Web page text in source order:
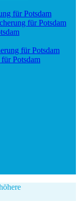
für Potsdam
für Potsdam
für Potsdam
Potsdam